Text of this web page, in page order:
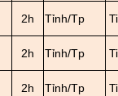
2h Tỉnh/Tp
2h Tỉnh/Tp
2h Tỉnh/Tp